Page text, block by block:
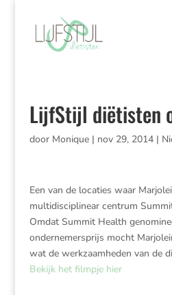
LijfStijl diëtisten
door Monique| nov 29, 2014|
Een van de locaties waar
multidisciplinear centrum
Omdat Summit Health
ondernemersprijs mocht
wat de werkzaamheden van de
Bekijk het filmpje hier